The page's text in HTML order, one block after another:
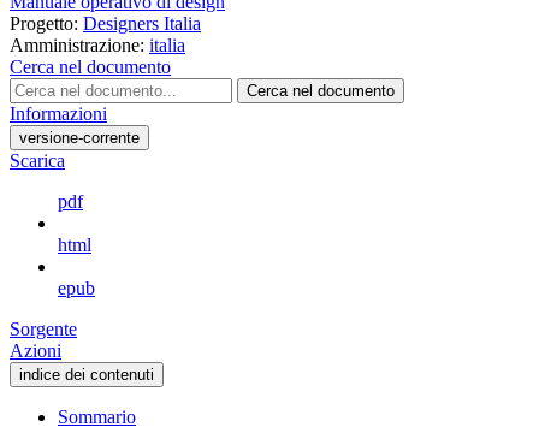
Progetto: Designers Italia
Amministrazione: italia
Cerca nel documento
Cerca nel documento
Informazioni
versione-corrente
Scarica
pdf
html
epub
Sorgente
Azioni
indice dei contenuti
Sommario